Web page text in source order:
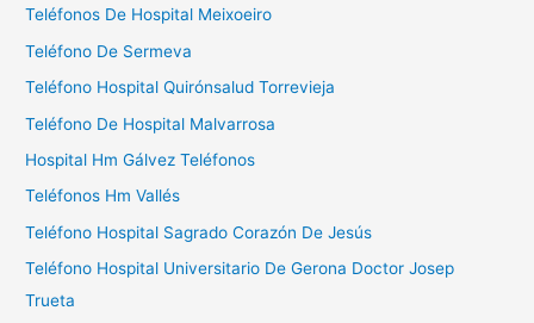
:
Teléfonos De Hospital Meixoeiro
Teléfono De Sermeva
Teléfono Hospital Quirónsalud Torrevieja
Teléfono De Hospital Malvarrosa
Hospital Hm Gálvez Teléfonos
Teléfonos Hm Vallés
Teléfono Hospital Sagrado Corazón De Jesús
Teléfono Hospital Universitario De Gerona Doctor Josep
Trueta